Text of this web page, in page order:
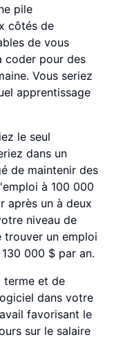
pile
côtés de
de vous
coder pour des
Vous seriez
apprentissage
le seul
dans un
de maintenir des
à 100 000
après un à deux
niveau de
un emploi
000 $ par an.
terme et de
dans votre
favorisant le
sur le salaire